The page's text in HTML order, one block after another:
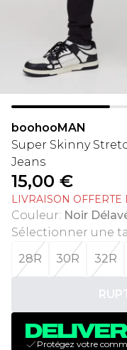
boohooMAN
Super Skinny
Jeans
15,00 €
LIVRAISON OFFERTE
Couleur: Noir
Sélectionner une
28R
30R 32R
Protégez votre